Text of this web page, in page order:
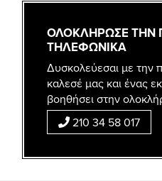
ΟΛΟΚΛΗΡΩΣΕ ΤΗΝ
ΤΗΛΕΦΩΝΙΚΑ
Δυσκολεύεσαι με την
καλεσέ μας και ένας
βοηθήσει στην
210 34 58 017